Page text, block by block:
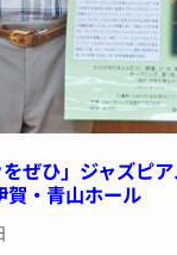
をぜひ」ジャズピ
・青山ホール